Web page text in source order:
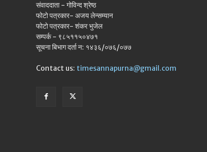
संवाददाता - गोविन्द श्रेष्ठ
फोटो पत्रकार- अजय लेन्सम्यान
फोटो पत्रकार- शंकर भुजेल
सम्पर्क - ९८५११५०४७१
सूचना बिभाग दर्ता न: १४३६/०७६/०७७
Contact us: timesannapurna@gmail.com